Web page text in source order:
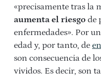
«precisamente tras la
aumenta el riesgo de
enfermedades». Por
edad y, por tanto, de
son consecuencia de
vividos. Es decir, son